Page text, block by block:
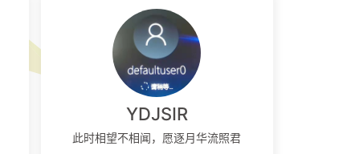
YDJSIR
此时相望不相闻，愿逐月华流照君